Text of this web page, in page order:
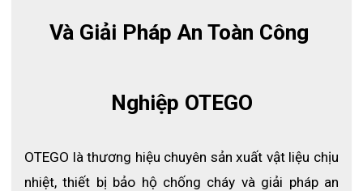
Mũ trùm đầu chống cháy Ortego 8007
Và Giải Pháp An Toàn Công
Nghiệp OTEGO
OTEGO là thương hiệu chuyên sản xuất vật liệu chịu
nhiệt, thiết bị bảo hộ chống cháy và giải pháp an